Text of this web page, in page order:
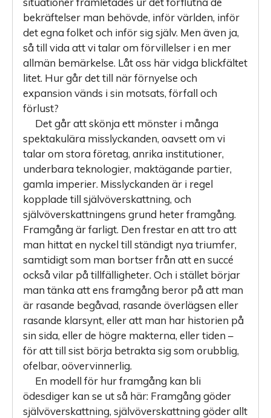
bekräftelser man behövde, inför världen, inför
det egna folket och inför sig själv. Men även ja,
så till vida att vi talar om förvillelser i en mer
allmän bemärkelse. Låt oss här vidga blickfältet
litet. Hur går det till när förnyelse och
expansion vänds i sin motsats, förfall och
förlust?
Det går att skönja ett mönster i många
spektakulära misslyckanden, oavsett om vi
talar om stora företag, anrika institutioner,
underbara teknologier, maktägande partier,
gamla imperier. Misslyckanden är i regel
kopplade till självöverskattning, och
självöverskattningens grund heter framgång.
Framgång är farligt. Den frestar en att tro att
man hittat en nyckel till ständigt nya triumfer,
samtidigt som man bortser från att en succé
också vilar på tillfälligheter. Och i stället börjar
man tänka att ens framgång beror på att man
är rasande begåvad, rasande överlägsen eller
rasande klarsynt, eller att man har historien på
sin sida, eller de högre makterna, eller tiden –
för att till sist börja betrakta sig som orubblig,
ofelbar, oövervinnerlig.
En modell för hur framgång kan bli
ödesdiger kan se ut så här: Framgång göder
självöverskattning, självöverskattning göder allt